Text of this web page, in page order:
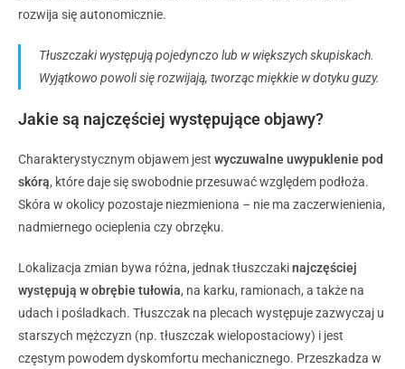
rozwija się autonomicznie.
Tłuszczaki występują pojedynczo lub w większych skupiskach.
Wyjątkowo powoli się rozwijają, tworząc miękkie w dotyku guzy.
Jakie są najczęściej występujące objawy?
Charakterystycznym objawem jest wyczuwalne uwypuklenie pod
skórą, które daje się swobodnie przesuwać względem podłoża.
Skóra w okolicy pozostaje niezmieniona – nie ma zaczerwienienia,
nadmiernego ocieplenia czy obrzęku.
Lokalizacja zmian bywa różna, jednak tłuszczakinajczęściej
występują w obrębie tułowia, na karku, ramionach, a także na
udach i pośladkach. Tłuszczak na plecach występuje zazwyczaj u
starszych mężczyzn (np. tłuszczak wielopostaciowy) i jest
częstym powodem dyskomfortu mechanicznego. Przeszkadza w